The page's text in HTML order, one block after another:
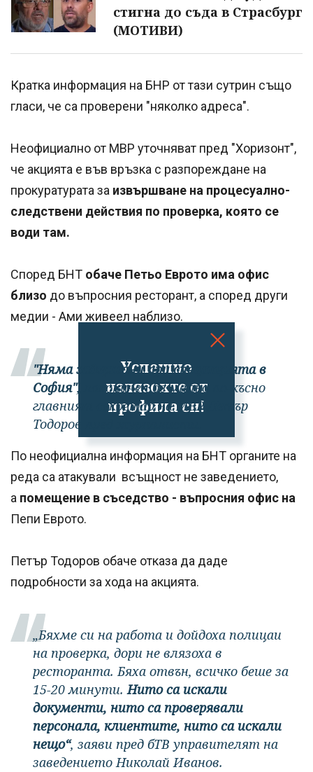
Успешно
излязохте от
профила си!
стигна до съда в Страсбург
(МОТИВИ)
Кратка информация на БНР от тази сутрин също
гласи, че са проверени "няколко адреса".
Неофициално от МВР уточняват пред "Хоризонт",
че акцията е във връзка с разпореждане на
прокуратурата за извършване на процесуално-
следствени действия по проверка, която се
води там.
Според БНТ обаче Петьо Еврото има офис
близо до въпросния ресторант, а според други
медии - Ами живеел наблизо.
"Няма задържани при спецакцията в
София", лаконичен бе малко по-късно
главният секретар на МВР Петър
Тодоров пред журналисти.
По неофициална информация на БНТ органите на
реда са атакували всъщност не заведението,
а помещение в съседство - въпросния офис на
Пепи Еврото.
Петър Тодоров обаче отказа да даде
подробности за хода на акцията.
„Бяхме си на работа и дойдоха полицаи
на проверка, дори не влязоха в
ресторанта. Бяха отвън, всичко беше за
15-20 минути.Нито са искали
документи, нито са проверявали
персонала, клиентите, нито са искали
нещо“, заяви пред бТВ управителят на
заведението Николай Иванов.